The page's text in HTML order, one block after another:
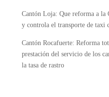
Cantón Loja: Que reforma a la
y controla el transporte de taxi
Cantón Rocafuerte: Reforma
prestación del servicio de los
la tasa de rastro